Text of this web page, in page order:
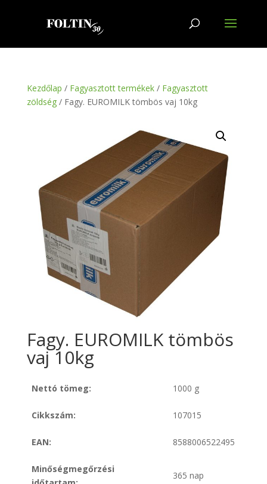
Kezdőlap / Fagyasztott termékek/ Fagyasztott
zöldség/ Fagy. EUROMILK tömbös vaj 10kg
Fagy. EUROMILK tömbös
vaj 10kg
Nettó tömeg: 1000 g
Cikkszám: 107015
EAN: 8588006522495
Minőségmegőrzési
365 nap